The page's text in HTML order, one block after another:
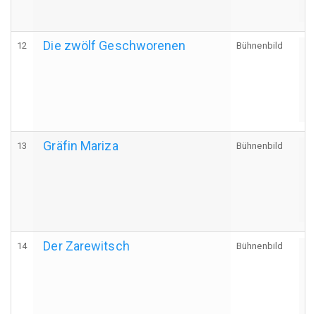
12 Die zwölf Geschworenen Bühnenbild
13 Gräfin Mariza Bühnenbild
14 Der Zarewitsch Bühnenbild